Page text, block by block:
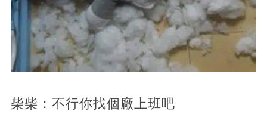
柴柴：不行你找個廠上班吧